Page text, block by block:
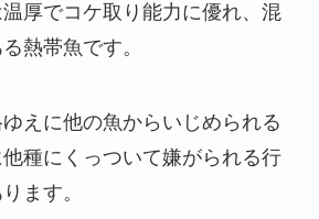
厚でコケ取り能力に優れ、混
熱帯魚です。
えに他の魚からいじめられる
種にくっついて嫌がられる行
ます。